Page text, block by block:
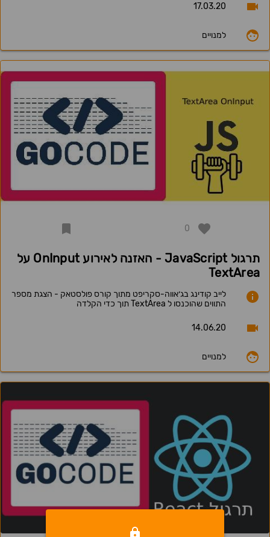
17.03.20
למנויים
0
תרגול JavaScript - האזנה לאירוע OnInput על
TextArea
לייב קודינג בג׳אווה-סקריפט מתוך קורס פולסטאק - הצגת מספר
התווים שהוכנסו ל TextArea תוך כדי הקלדה
14.06.20
למנויים